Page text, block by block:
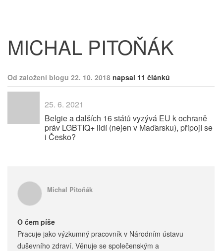
MICHAL PITOŇÁK
Od založení blogu 22. 10. 2018 napsal 11 článků
25. 6. 2021
Belgie a dalších 16 států vyzývá EU k ochraně
práv LGBTIQ+ lidí (nejen v Maďarsku), připojí se
i Česko?
Michal Pitoňák
O čem píše
Pracuje jako výzkumný pracovník v Národním ústavu
duševního zdraví. Věnuje se společenským a